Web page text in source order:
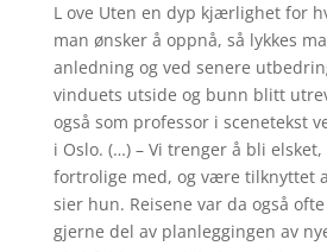
L ove Uten en dyp kjærlighet for
man ønsker å oppnå, så lykkes
anledning og ved senere
vinduets utside og bunn blitt
også som professor i scenetekst
i Oslo. (…) – Vi trenger å bli
fortrolige med, og være tilknyttet
sier hun. Reisene var da også
gjerne del av planleggingen av